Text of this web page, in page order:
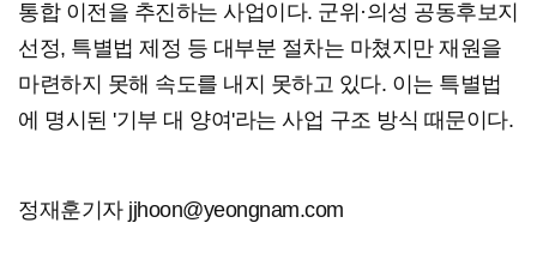
통합 이전을 추진하는 사업이다. 군위·의성 공동후보지
선정, 특별법 제정 등 대부분 절차는 마쳤지만 재원을
마련하지 못해 속도를 내지 못하고 있다. 이는 특별법
에 명시된 '기부 대 양여'라는 사업 구조 방식 때문이다.
정재훈기자 jjhoon@yeongnam.com